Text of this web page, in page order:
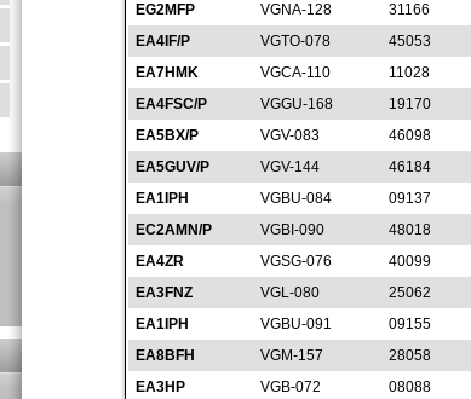
EG2MFP
VGNA-128 31166
EA4IF/P
VGTO-078 45053
EA7HMK
VGCA-110 11028
EA4FSC/P
VGGU-168 19170
EA5BX/P
VGV-083 46098
EA5GUV/P
VGV-144 46184
EA1IPH
VGBU-084 09137
EC2AMN/P
VGBI-090 48018
EA4ZR
VGSG-076 40099
EA3FNZ
VGL-080 25062
EA1IPH
VGBU-091 09155
EA8BFH
VGM-157 28058
EA3HP
VGB-072 08088